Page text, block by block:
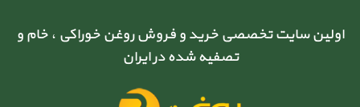
اولین سایت تخصصی خرید و فروش روغن خوراکی ، خام و
تصفیه شده در ایران